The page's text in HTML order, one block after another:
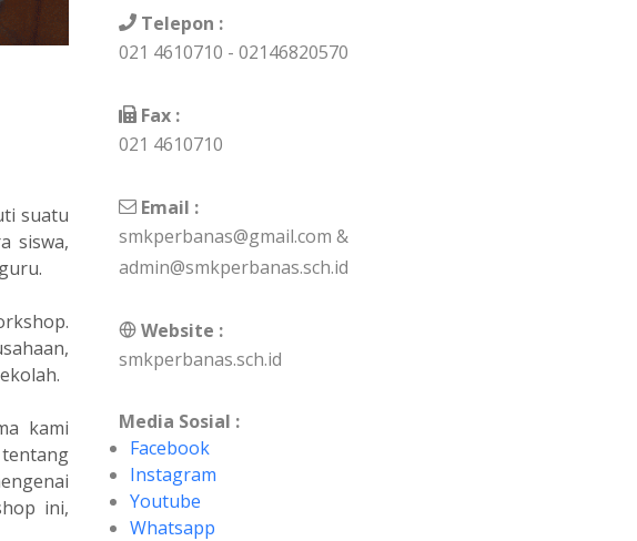
suatu
siswa,
kami
tentang
ini,
Telepon :
021 4610710 - 02146820570
Fax :
021 4610710
Email :
smkperbanas@gmail.com &
admin@smkperbanas.sch.id
Website :
smkperbanas.sch.id
Media Sosial :
Facebook
Instagram
Youtube
Whatsapp